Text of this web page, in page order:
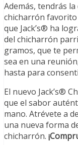
Además, tendrás
chicharrón
que Jack’s® ha
del chicharrón
gramos, que te
sea en una
hasta para
El nuevo Jack’s®
que el sabor
mano. Atrévete a
una nueva forma
chicharrón.